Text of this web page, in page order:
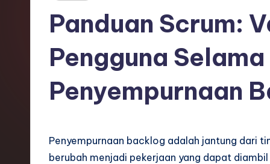
Panduan Scrum:
Pengguna
Penyempurnaan
Penyempurnaan backlog adalah jantung dari
berubah menjadi pekerjaan yang dapat